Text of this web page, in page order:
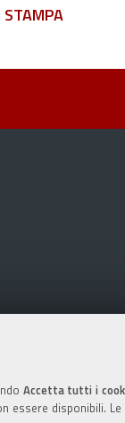
Accetta tutti i
essere disponibili.
STAMPA